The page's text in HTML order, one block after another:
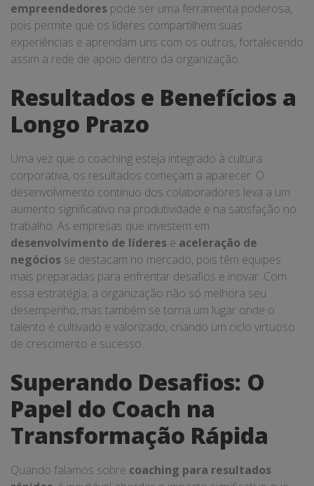
empreendedores pode ser uma ferramenta poderosa,
pois permite que os líderes compartilhem suas
experiências e aprendam uns com os outros, fortalecendo
assim a rede de apoio dentro da organização.
Resultados e Benefícios a
Longo Prazo
Uma vez que o coaching esteja integrado à cultura
corporativa, os resultados começam a aparecer. O
desenvolvimento contínuo dos colaboradores leva a um
aumento significativo na produtividade e na satisfação no
trabalho. As empresas que investem em
desenvolvimento de líderes e aceleração de
negócios se destacam no mercado, pois têm equipes
mais preparadas para enfrentar desafios e inovar. Com
essa estratégia, a organização não só melhora seu
desempenho, mas também se torna um lugar onde o
talento é cultivado e valorizado, criando um ciclo virtuoso
de crescimento e sucesso.
Superando Desafios: O
Papel do Coach na
Transformação Rápida
Quando falamos sobre coaching para resultados